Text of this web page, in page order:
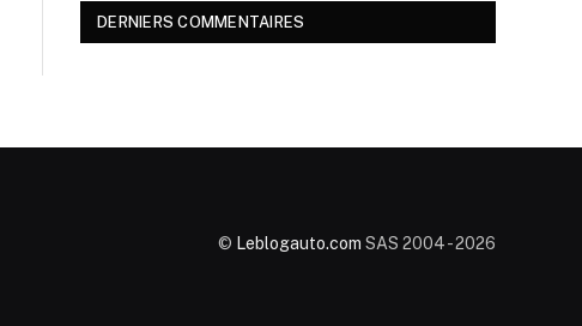
DERNIERS COMMENTAIRES
© Leblogauto.com SAS 2004 - 2026